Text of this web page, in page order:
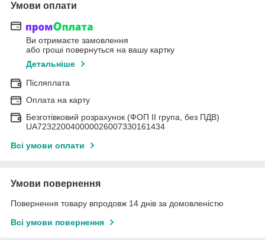
Умови оплати
Ви отримаєте замовлення
або гроші повернуться на вашу картку
Детальніше
Післяплата
Оплата на карту
Безготівковий розрахунок (ФОП II група, без ПДВ)
UA723220040000026007330161434
Всі умови оплати
Умови повернення
Повернення товару впродовж 14 днів за домовленістю
Всі умови повернення